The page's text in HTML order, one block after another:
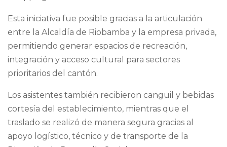
Esta iniciativa fue posible gracias a la articulación
entre la Alcaldía de Riobamba y la empresa privada,
permitiendo generar espacios de recreación,
integración y acceso cultural para sectores
prioritarios del cantón.
Los asistentes también recibieron canguil y bebidas
cortesía del establecimiento, mientras que el
traslado se realizó de manera segura gracias al
apoyo logístico, técnico y de transporte de la